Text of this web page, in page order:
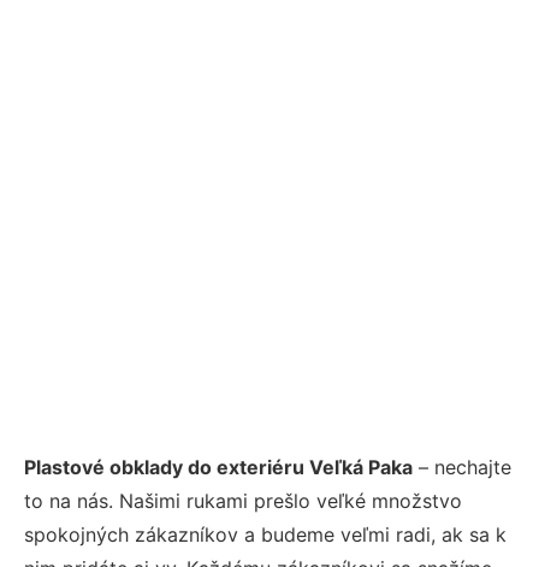
Plastové obklady do exteriéru Veľká Paka – nechajte
to na nás. Našimi rukami prešlo veľké množstvo
spokojných zákazníkov a budeme veľmi radi, ak sa k